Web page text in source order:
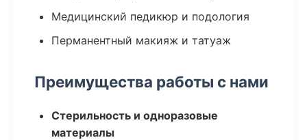
Медицинский педикюр и подология
Перманентный макияж и татуаж
Преимущества работы с нами
Стерильность и одноразовые
материалы